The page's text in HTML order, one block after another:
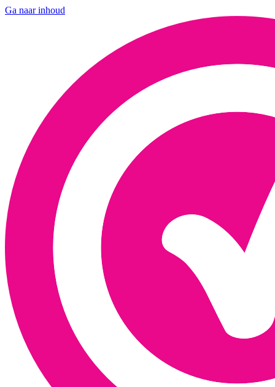
Ga naar inhoud